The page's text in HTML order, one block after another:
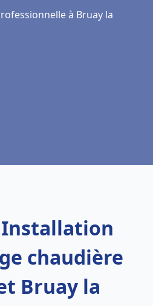
à Bruay la
Installation
chaudière
Bruay la